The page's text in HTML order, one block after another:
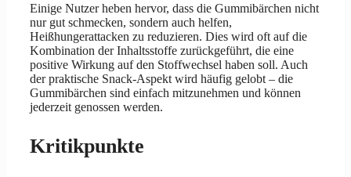
Einige Nutzer heben hervor, dass die Gummibärchen nicht
nur gut schmecken, sondern auch helfen,
Heißhungerattacken zu reduzieren. Dies wird oft auf die
Kombination der Inhaltsstoffe zurückgeführt, die eine
positive Wirkung auf den Stoffwechsel haben soll. Auch
der praktische Snack-Aspekt wird häufig gelobt – die
Gummibärchen sind einfach mitzunehmen und können
jederzeit genossen werden.
Kritikpunkte